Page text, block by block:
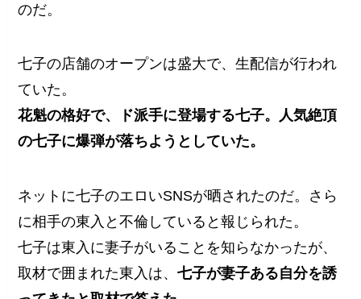
のだ。
七子の店舗のオープンは盛大で、生配信が行われ
ていた。
花魁の格好で、ド派手に登場する七子。人気絶頂
の七子に爆弾が落ちようとしていた。
ネットに七子のエロいSNSが晒されたのだ。さら
に相手の東入と不倫していると報じられた。
七子は東入に妻子がいることを知らなかったが、
取材で囲まれた東入は、七子が妻子ある自分を誘